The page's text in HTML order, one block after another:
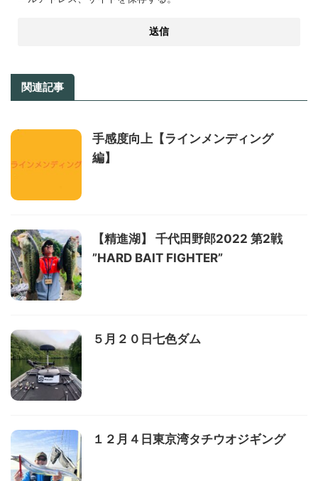
関連記事
手感度向上【ラインメンディング
編】
【精進湖】 千代田野郎2022 第2戦
”HARD BAIT FIGHTER”
５月２０日七色ダム
１２月４日東京湾タチウオジギング